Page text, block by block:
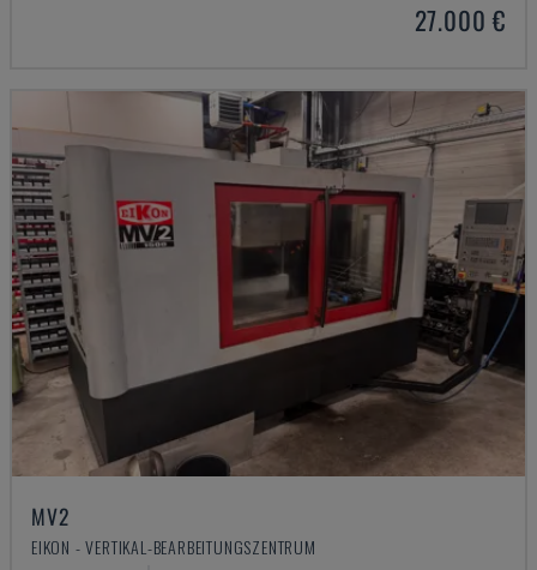
27.000 €
MV2
EIKON - VERTIKAL-BEARBEITUNGSZENTRUM